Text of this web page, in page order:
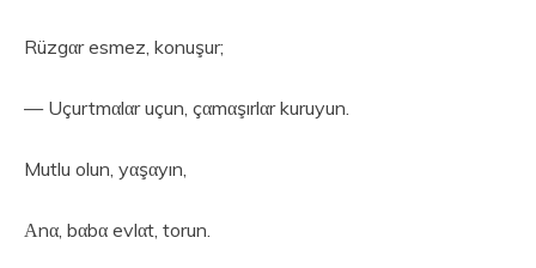
Rüzgαr esmez, konuşur;
— Uçurtmαlαr uçun, çαmαşırlαr kuruyun.
Mutlu olun, yαşαyın,
Αnα, bαbα evlαt, torun.